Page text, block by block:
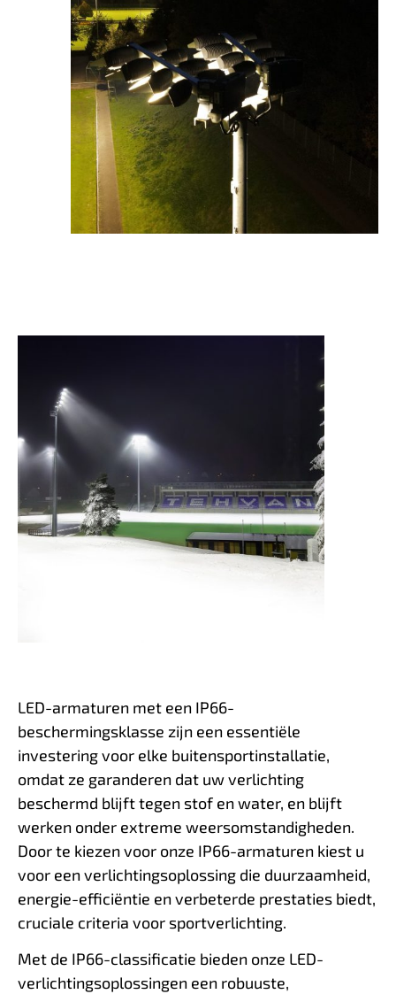
LED-armaturen met een IP66-
beschermingsklasse zijn een essentiële
investering voor elke buitensportinstallatie,
omdat ze garanderen dat uw verlichting
beschermd blijft tegen stof en water, en blijft
werken onder extreme weersomstandigheden.
Door te kiezen voor onze IP66-armaturen kiest u
voor een verlichtingsoplossing die duurzaamheid,
energie-efficiëntie en verbeterde prestaties biedt,
cruciale criteria voor sportverlichting.
Met de IP66-classificatie bieden onze LED-
verlichtingsoplossingen een robuuste,